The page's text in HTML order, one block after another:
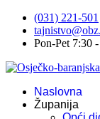
(031) 221-501
Pon-Pet 7:30
Naslovna
Županija